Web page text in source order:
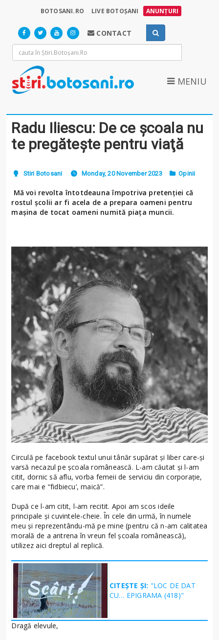
BOTOSANI.RO LIVE BOTOȘANI ANUNȚURI
CONTACT
MENIU
Radu Iliescu: De ce şcoala nu
te pregăteşte pentru viaţă
Stiri Botosani Monday, 20 November 2023 Opinii
Mă voi revolta întotdeauna împotriva pretenţiei că
rostul şcolii ar fi acela de a prepara oameni pentru
maşina de tocat oameni numită piaţa muncii.
Circulă pe facebook textul unui tânăr supărat şi liber care-şi
varsă necazul pe şcoala românească. L-am căutat şi l-am
citit, dornic să aflu, vorba femeii de serviciu din corporaţie,
care mai e “fidbiecu’, maică”.
După ce l-am citit, l-am recitit. Apoi am scos ideile
principale şi cuvintele-cheie. În cele din urmă, în numele
meu şi reprezentându-mă pe mine (pentru că n-am calitatea
morală de a antrena în vreun fel şcoala românească),
utilizez aici dreptul al replică.
CITEȘTE ȘI: "LOC DE DAT
CU… EPIGRAMA (418)"
Dragă elevule,